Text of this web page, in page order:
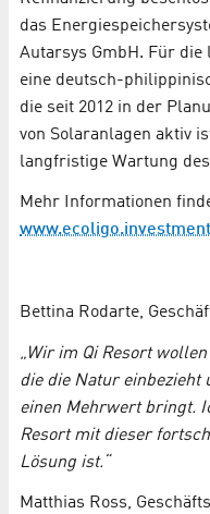
das
Autarsys GmbH. Für
eine deutsch-
die seit 2012 in der
von Solaranlagen aktiv
langfristige Wartung
Mehr Informationen
Bettina Rodarte,
„Wir im Qi Resort
die die Natur einbezieht
einen Mehrwert bringt.
Resort mit dieser
Lösung ist.“
Matthias Ross,